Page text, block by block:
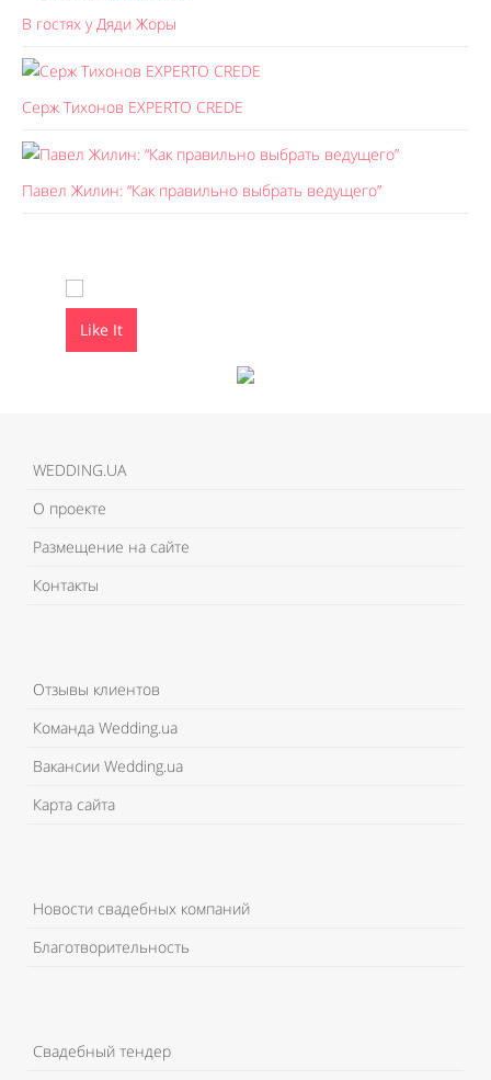
В гостях у Дяди Жоры
Серж Тихонов EXPERTO CREDE
Павел Жилин: “Как правильно выбрать ведущего”
Like It
WEDDING.UA
О проекте
Размещение на сайте
Контакты
Отзывы клиентов
Команда Wedding.ua
Вакансии Wedding.ua
Карта сайта
Новости свадебных компаний
Благотворительность
Свадебный тендер